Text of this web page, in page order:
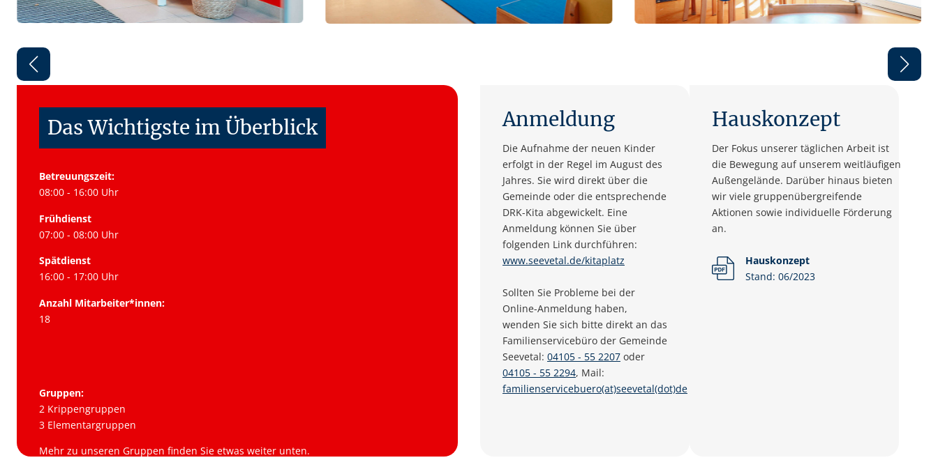
Das Wichtigste im Überblick
Betreuungszeit:
08:00 - 16:00 Uhr
Frühdienst
07:00 - 08:00 Uhr
Spätdienst
16:00 - 17:00 Uhr
Anzahl Mitarbeiter*innen:
18
Gruppen:
2 Krippengruppen
3 Elementargruppen
Mehr zu unseren Gruppen finden Sie etwas weiter unten.
Anmeldung
Die Aufnahme der neuen Kinder
erfolgt in der Regel im August des
Jahres. Sie wird direkt über die
Gemeinde oder die entsprechende
DRK-Kita abgewickelt. Eine
Anmeldung können Sie über
folgenden Link durchführen:
www.seevetal.de/kitaplatz
Sollten Sie Probleme bei der
Online-Anmeldung haben,
wenden Sie sich bitte direkt an das
Familienservicebüro der Gemeinde
Seevetal: 04105 - 55 2207 oder
04105 - 55 2294, Mail:
familienservicebuero(at)seevetal(dot)de
Hauskonzept
Der Fokus unserer täglichen Arbeit ist
die Bewegung auf unserem weitläufigen
Außengelände. Darüber hinaus bieten
wir viele gruppenübergreifende
Aktionen sowie individuelle Förderung
an.
Hauskonzept
Stand: 06/2023